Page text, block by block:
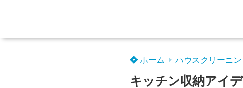
ホーム ハウスクリーニ
キッチン収納アイ